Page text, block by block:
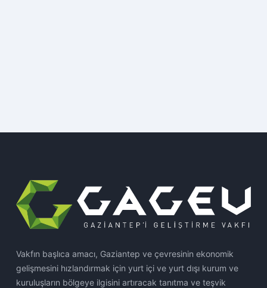
Vakfın başlıca amacı, Gaziantep ve çevresinin ekonomik
gelişmesini hızlandırmak için yurt içi ve yurt dışı kurum ve
kuruluşların bölgeye ilgisini artıracak tanıtma ve teşvik